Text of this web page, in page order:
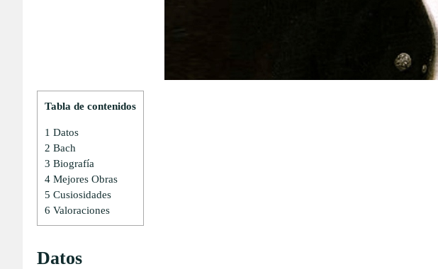
Tabla de contenidos
1 Datos
2 Bach
3 Biografía
4 Mejores Obras
5 Cusiosidades
6 Valoraciones
Datos